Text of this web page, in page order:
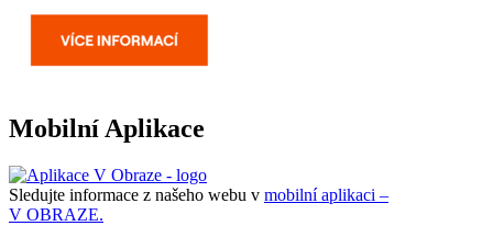
Mobilní Aplikace
Sledujte informace z našeho webu v mobilní aplikaci –
V OBRAZE.